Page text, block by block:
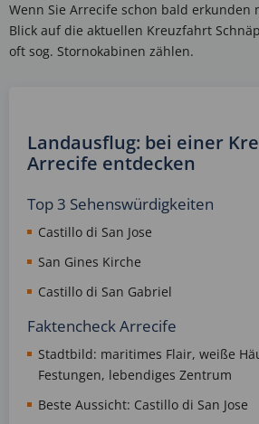
Wenn Sie Arrecife schon bald erkunden
Blick auf die aktuellen Kreuzfahrt
oft sog. Stornokabinen zählen.
Landausflug: bei einer
Arrecife entdecken
Top 3 Sehenswürdigkeiten
Castillo di San Jose
San Gines Kirche
Castillo di San Gabriel
Faktencheck Arrecife
Stadtbild: maritimes Flair, weiße
Festungen, lebendiges Zentrum
Beste Aussicht: Castillo di San Jose